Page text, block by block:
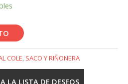
COLE, SACO Y RIÑONERA
LA LISTA DE DESEOS